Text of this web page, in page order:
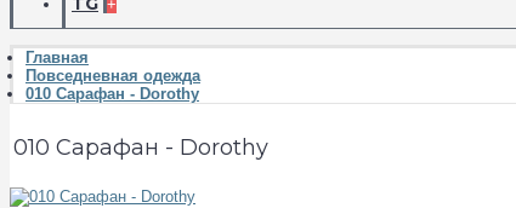
+
Главная
Повседневная одежда
010 Сарафан - Dorothy
010 Сарафан - Dorothy